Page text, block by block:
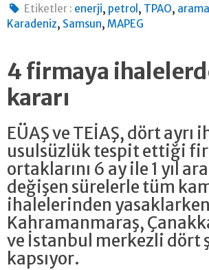
Etiketler : enerji, petrol , TPAO,
Karadeniz, Samsun, MAPEG
4 firmaya
kararı
EÜAŞ ve TEİAŞ, dört ayrı
usulsüzlük tespit ettiği
ortaklarını 6 ay ile 1 yıl
değişen sürelerle tüm
ihalelerinden
Kahramanmaraş,
ve İstanbul merkezli dört
kapsıyor.